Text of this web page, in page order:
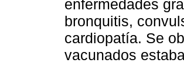
enfermedades
bronquitis,
cardiopatía. Se
vacunados